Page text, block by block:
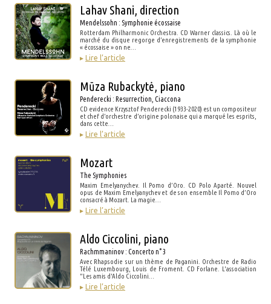
Lahav Shani, direction
Mendelssohn : Symphonie écossaise
Rotterdam Philharmonic Orchestra. CD Warner classics. Là où le
marché du disque regorge d’enregistrements de la symphonie
« écossaise » on ne…
▸ Lire l’article
Mūza Rubackytė, piano
Penderecki : Resurrection, Ciaccona
CD evidence Krzysztof Penderecki (1933-2020) est un compositeur
et chef d’orchestre d’origine polonaise qui a marqué les esprits,
dans cette…
▸ Lire l’article
Mozart
The Symphonies
Maxim Emelyanychev. Il Pomo d’Oro. CD Polo Aparté. Nouvel
opus de Maxim Emelyanychev et de son ensemble Il Pomo d’Oro
consacré à Mozart. La magie…
▸ Lire l’article
Aldo Ciccolini, piano
Rachmmaninov : Concerto n° 3
Avec Rhapsodie sur un thème de Paganini. Orchestre de Radio
Télé Luxembourg, Louis de Froment. CD Forlane. L'association
"Les amis d'Aldo Ciccolini…
▸ Lire l’article